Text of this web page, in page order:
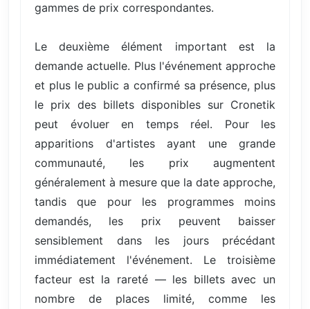
gammes de prix correspondantes.
Le deuxième élément important est la
demande actuelle. Plus l'événement approche
et plus le public a confirmé sa présence, plus
le prix des billets disponibles sur Cronetik
peut évoluer en temps réel. Pour les
apparitions d'artistes ayant une grande
communauté, les prix augmentent
généralement à mesure que la date approche,
tandis que pour les programmes moins
demandés, les prix peuvent baisser
sensiblement dans les jours précédant
immédiatement l'événement. Le troisième
facteur est la rareté — les billets avec un
nombre de places limité, comme les